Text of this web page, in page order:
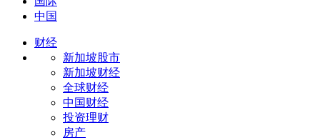
中国
财经
新加坡股市
新加坡财经
全球财经
中国财经
投资理财
房产